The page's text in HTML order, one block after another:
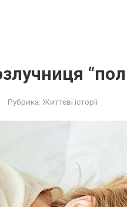
Рубрика: Життєві історії